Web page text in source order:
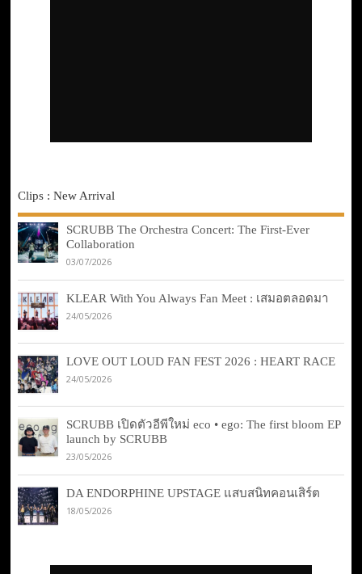
Clips : New Arrival
SCRUBB The Orchestra Concert: The First-Ever
Collaboration
03/07/2026
KLEAR With You Always Fan Meet : เสมอตลอดมา
24/05/2026
LOVE OUT LOUD FAN FEST 2026 : HEART RACE
24/05/2026
SCRUBB เปิดตัวอีพีใหม่ eco • ego: The first bloom EP
launch by SCRUBB
23/05/2026
DA ENDORPHINE UPSTAGE แสบสนิทคอนเสิร์ต
18/05/2026